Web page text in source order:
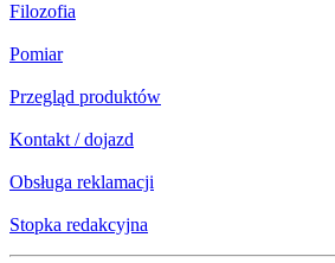
Filozofia
Pomiar
Przegląd produktów
Kontakt / dojazd
Obsługa reklamacji
Stopka redakcyjna